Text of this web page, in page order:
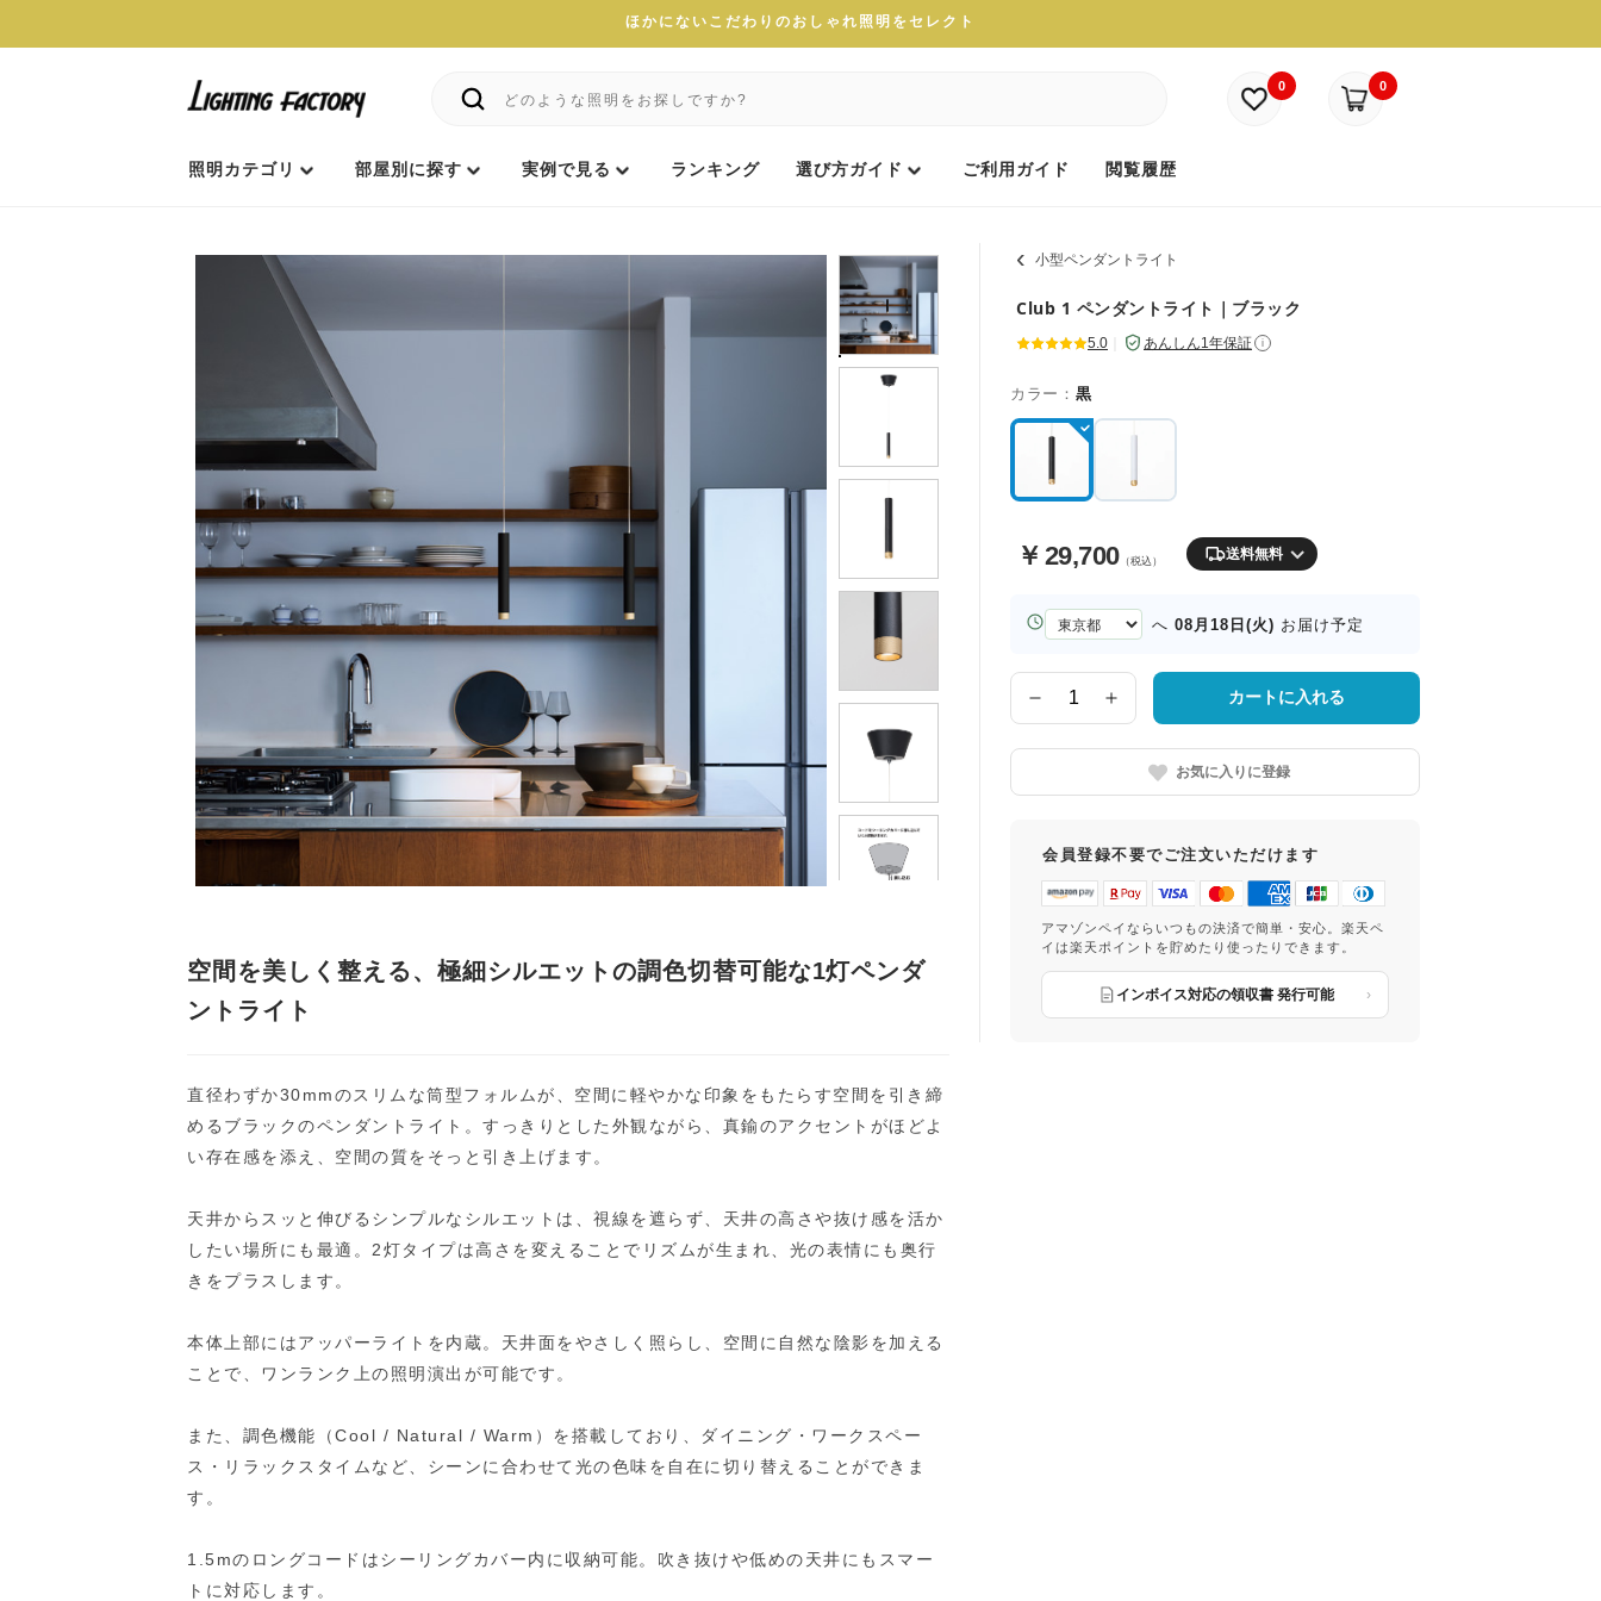
ほかにないこだわりのおしゃれ照明をセレクト
0 0
照明カテゴリ 部屋別に探す 実例で見る ランキング 選び方ガイド ご利用ガイド 閲覧履歴
小型ペンダントライト
Club 1 ペンダントライト｜ブラック
5.0 あんしん1年保証 i
カラー： 黒
￥ 29,700（税込） 送料無料
お
届
へ 08月18日(火) お届け予定
数
量
カートに入れる
お気に入りに登録
会員登録不要でご注文いただけます
アマゾンペイならいつもの決済で簡単・安心。楽天ペ
イは楽天ポイントを貯めたり使ったりできます。
インボイス対応の領収書 発行可能
空間を美しく整える、極細シルエットの調色切替可能な1灯ペンダ
ントライト
直径わずか30mmのスリムな筒型フォルムが、空間に軽やかな印象をもたらす空間を引き締
めるブラックのペンダントライト。すっきりとした外観ながら、真鍮のアクセントがほどよ
い存在感を添え、空間の質をそっと引き上げます。
天井からスッと伸びるシンプルなシルエットは、視線を遮らず、天井の高さや抜け感を活か
したい場所にも最適。2灯タイプは高さを変えることでリズムが生まれ、光の表情にも奥行
きをプラスします。
本体上部にはアッパーライトを内蔵。天井面をやさしく照らし、空間に自然な陰影を加える
ことで、ワンランク上の照明演出が可能です。
また、調色機能（Cool / Natural / Warm）を搭載しており、ダイニング・ワークスペー
ス・リラックスタイムなど、シーンに合わせて光の色味を自在に切り替えることができま
す。
1.5mのロングコードはシーリングカバー内に収納可能。吹き抜けや低めの天井にもスマー
トに対応します。